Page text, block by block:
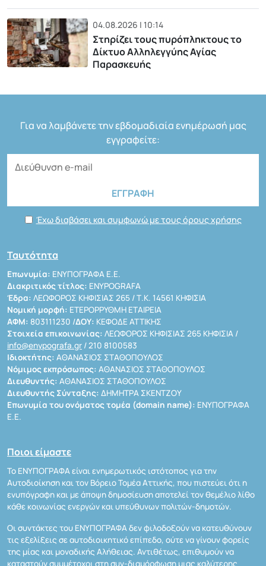
04.08.2026 | 10:14
Στηρίζει τους πυρόπληκτους το
Δίκτυο Αλληλεγγύης Αγίας
Παρασκευής
Για να λαμβάνετε την εβδομαδιαία ενημέρωσή μας
εγγραφείτε:
Έχω διαβάσει και συμφωνώ με τους όρους χρήσης
Ταυτότητα
Επωνυμία: ΕΝΥΠΟΓΡΑΦΑ Ε.Ε.
Διακριτικός τίτλος: ENYPOGRAFA
Έδρα: ΛΕΩΦΟΡΟΣ ΚΗΦΙΣΙΑΣ 265 / Τ.Κ. 14561 ΚΗΦΙΣΙΑ
Νομική μορφή: ΕΤΕΡΟΡΡΥΘΜΗ ΕΤΑΙΡΕΙΑ
ΑΦΜ: 803111230 /ΔΟΥ: ΚΕΦΟΔΕ ΑΤΤΙΚΗΣ
Στοιχεία επικοινωνίας: ΛΕΩΦΟΡΟΣ ΚΗΦΙΣΙΑΣ 265 ΚΗΦΙΣΙΑ /
info@enypografa.gr / 210 8100583
Ιδιοκτήτης: ΑΘΑΝΑΣΙΟΣ ΣΤΑΘΟΠΟΥΛΟΣ
Νόμιμος εκπρόσωπος: ΑΘΑΝΑΣΙΟΣ ΣΤΑΘΟΠΟΥΛΟΣ
Διευθυντής: ΑΘΑΝΑΣΙΟΣ ΣΤΑΘΟΠΟΥΛΟΣ
Διευθυντής Σύνταξης: ΔΗΜΗΤΡΑ ΣΚΕΝΤΖΟΥ
Επωνυμία του ονόματος τομέα (domain name): ΕΝΥΠΟΓΡΑΦΑ
Ε.Ε.
Ποιοι είμαστε
Το ΕΝΥΠΟΓΡΑΦΑ είναι ενημερωτικός ιστότοπος για την
Αυτοδιοίκηση και τον Βόρειο Τομέα Αττικής, που πιστεύει ότι η
ενυπόγραφη και με άποψη δημοσίευση αποτελεί τον θεμέλιο λίθο
κάθε κοινωνίας ενεργών και υπεύθυνων πολιτών-δημοτών.
Οι συντάκτες του ΕΝΥΠΟΓΡΑΦΑ δεν φιλοδοξούν να κατευθύνουν
τις εξελίξεις σε αυτοδιοικητικό επίπεδο, ούτε να γίνουν φορείς
της μίας και μοναδικής Αλήθειας. Αντιθέτως, επιθυμούν να